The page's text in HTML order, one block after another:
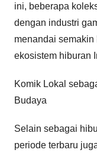
ini, beberapa
dengan industri
menandai
ekosistem hiburan
Komik Lokal
Budaya
Selain sebagai
periode terbaru